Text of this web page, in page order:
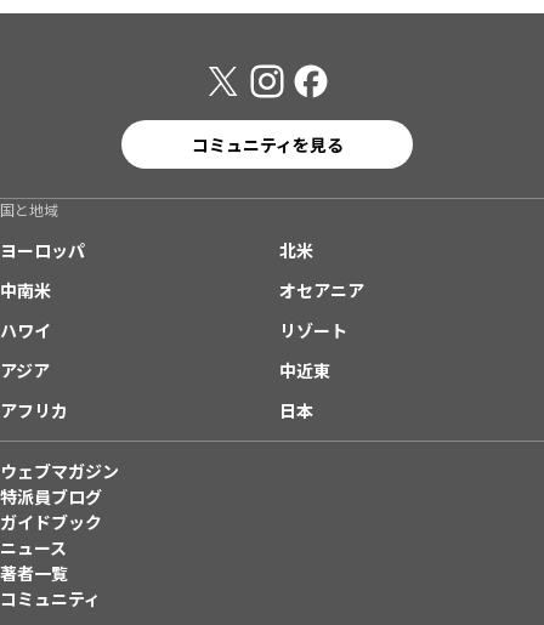
コミュニティを見る
国と地域
ヨーロッパ
北米
中南米
オセアニア
ハワイ
リゾート
アジア
中近東
アフリカ
日本
ウェブマガジン
特派員ブログ
ガイドブック
ニュース
著者一覧
コミュニティ